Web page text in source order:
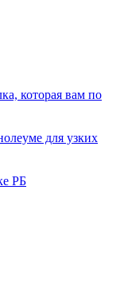
которая вам по
для узких
РБ